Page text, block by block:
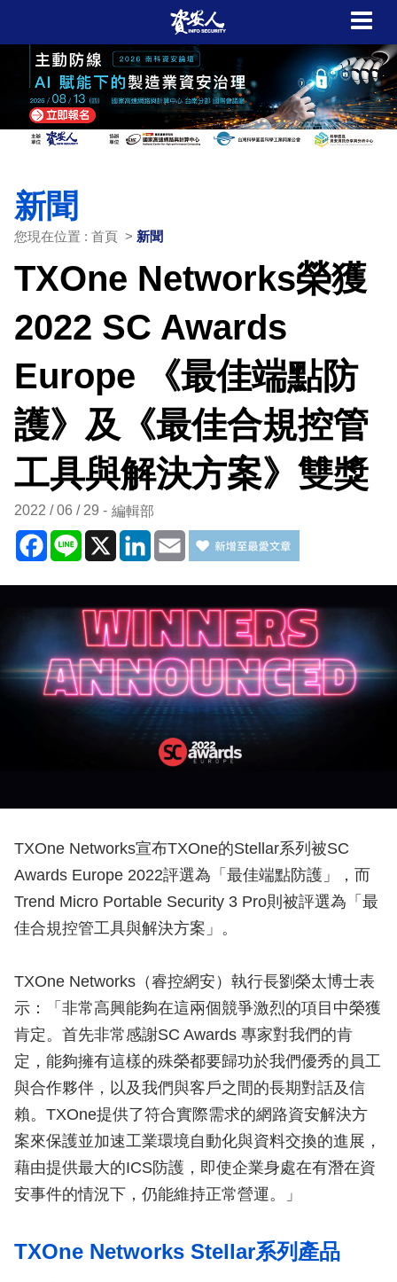
新聞
您現在位置 : 首頁 > 新聞
TXOne Networks榮獲
2022 SC Awards
Europe 《最佳端點防
護》及《最佳合規控管
工具與解決方案》雙獎
2022 / 06 / 29 編輯部
Facebook
Line X LinkedIn
Email
TXOne Networks宣布TXOne的Stellar系列被SC
Awards Europe 2022評選為「最佳端點防護」，而
Trend Micro Portable Security 3 Pro則被評選為「最
佳合規控管工具與解決方案」。
TXOne Networks（睿控網安）執行長劉榮太博士表
示：「非常高興能夠在這兩個競爭激烈的項目中榮獲
肯定。首先非常感謝SC Awards 專家對我們的肯
定，能夠擁有這樣的殊榮都要歸功於我們優秀的員工
與合作夥伴，以及我們與客戶之間的長期對話及信
賴。TXOne提供了符合實際需求的網路資安解決方
案來保護並加速工業環境自動化與資料交換的進展，
藉由提供最大的ICS防護，即使企業身處在有潛在資
安事件的情況下，仍能維持正常營運。」
TXOne Networks Stellar系列產品